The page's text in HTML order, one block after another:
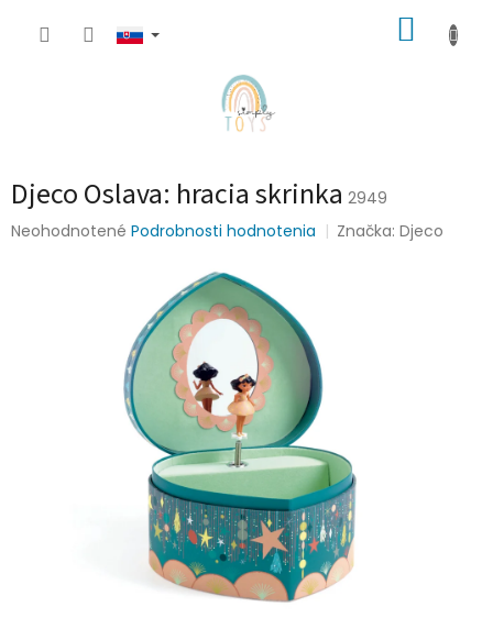
Djeco Oslava: hracia skrinka 2949
Priemerné
Neohodnotené Podrobnosti hodnotenia Značka:Djeco